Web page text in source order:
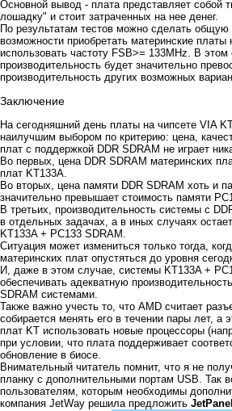
Основной вывод - плата представляет собой
лошадку" и стоит затраченных на нее денег.
По результатам тестов можно сделать
возможности приобретать материнские платы
использовать частоту FSB>= 133MHz. В
производительность будет значительно
производительность других возможных
Заключение
На сегодняшний день платы на чипсете VIA
наилучшим выбором по критерию: цена,
плат с поддержкой DDR SDRAM не играет
Во первых, цена DDR SDRAM материнских
плат KT133A.
Во вторых, цена памяти DDR SDRAM хоть и
значительно превышает стоимость памяти
В третьих, производительность системы с
в отдельных задачах, а в иных случаях
KT133A + PC133 SDRAM.
Ситуация может измениться только тогда,
материнских плат опустяться до уровня
И, даже в этом случае, системы KT133A +
обеспечивать адекватную
SDRAM системами.
Также важно учесть то, что AMD считает
собирается менять его в течении пары лет, а
плат KT использовать новые процессоры
при условии, что плата поддерживает
обновление в биосе.
Внимательный читатель помнит, что я не
планку с дополнительными портам USB. Так
пользователям, которым необходимы
компания JetWay решила предложить JetPanel